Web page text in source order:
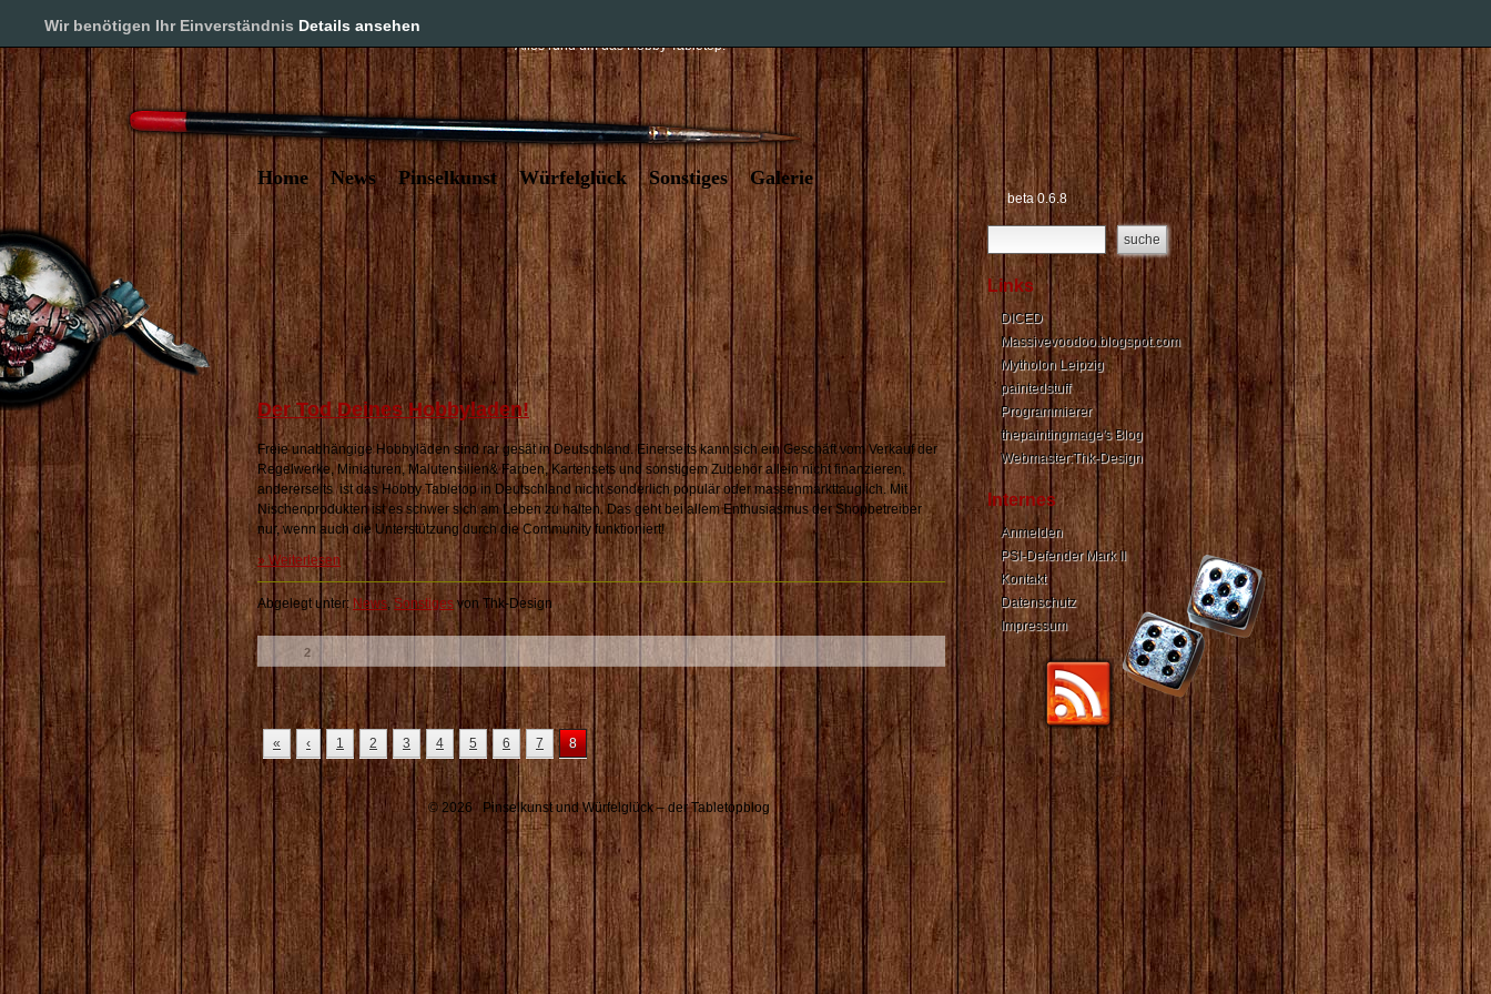
beta 0.6.8
Pinselkunst und Würfelglück – der Tabletopblog
Alles rund um das Hobby Tabletop.
Home News Pinselkunst Würfelglück Sonstiges Galerie
Der Tod Deines Hobbyladen!
Freie unabhängige Hobbyläden sind rar gesät in Deutschland. Einerseits kann sich ein Geschäft vom Verkauf der
Regelwerke, Miniaturen, Malutensilien& Farben, Kartensets und sonstigem Zubehör allein nicht finanzieren,
andererseits ist das Hobby Tabletop in Deutschland nicht sonderlich populär oder massenmarkttauglich. Mit
Nischenprodukten ist es schwer sich am Leben zu halten. Das geht bei allem Enthusiasmus der Shopbetreiber
nur, wenn auch die Unterstützung durch die Community funktioniert!
» Weiterlesen
Abgelegt unter: News,Sonstiges von Thk-Design
2
Likes:
« ‹ 1 2 3 4 5 6 7 8
© 2026 Pinselkunst und Würfelglück – der Tabletopblog
Links
DICED
Massivevoodoo.blogspot.com
Mytholon Leipzig
paintedstuff
Programmierer
thepaintingmage's Blog
Webmaster:Thk-Design
Internes
Anmelden
PSI-Defender Mark II
Kontakt
Datenschutz
Impressum
Wir benötigen Ihr Einverständnis Details ansehen